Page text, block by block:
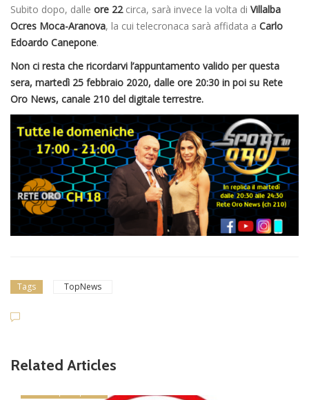
Subito dopo, dalle ore 22circa, sarà invece la volta di Villalba
Ocres Moca-Aranova, la cui telecronaca sarà affidata a Carlo
Edoardo Canepone.
Non ci resta che ricordarvi l’appuntamento valido per questa
sera, martedì 25 febbraio 2020, dalle ore 20:30 in poi su Rete
Oro News, canale 210 del digitale terrestre.
Tags TopNews
Related Articles